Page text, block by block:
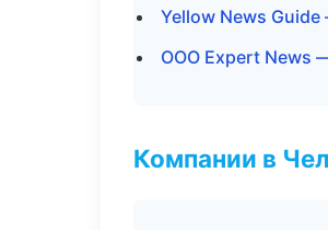
Yellow News
ООО Expert News
Компании в